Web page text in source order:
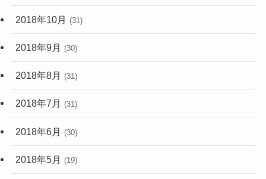
2018年10月 (31)
2018年9月 (30)
2018年8月 (31)
2018年7月 (31)
2018年6月 (30)
2018年5月 (19)